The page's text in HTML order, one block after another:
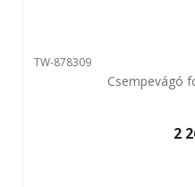
TW-878309
Csempevágó
2